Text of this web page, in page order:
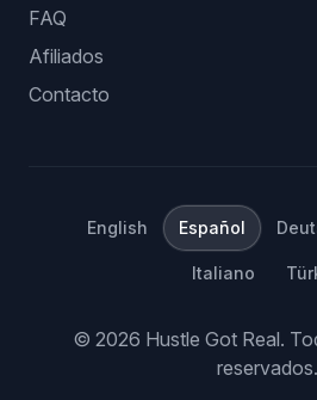
FAQ
Afiliados
Contacto
English Español
Italiano
© 2026 Hustle Got Real.
reservados.